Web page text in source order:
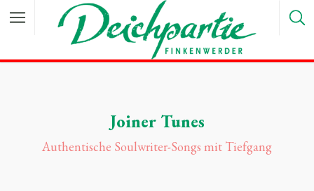
Joiner Tunes
Authentische Soulwriter-Songs mit Tiefgang